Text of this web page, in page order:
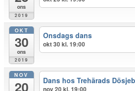
ons
2019
OKT
30
ons
2019
Onsdags dans
okt 30 kl. 19:00
NOV
20 Dans hos Trehärads
nov 20 kl. 19:00